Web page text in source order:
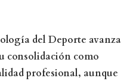
del Deporte avanza
consolidación como
profesional, aunque